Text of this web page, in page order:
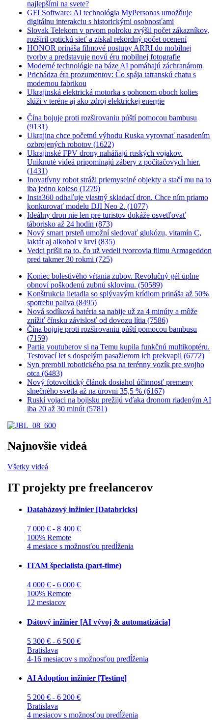
najlepšími na svete?
GFI Software: AI technológia MyPersonas umožňuje
digitálnu interakciu s historickými osobnosťami
Slovak Telekom v prvom polroku zvýšil počet zákazníkov,
rozšíril optickú sieť a získal rekordný počet ocenení
HONOR prináša filmové postupy ARRI do mobilnej
tvorby a predstavuje novú éru mobilnej fotografie
Moderné technológie na báze AI pomáhajú záchranárom
Prichádza éra prozumentov: Čo spája tatranskú chatu s
modernou fabrikou
Ukrajinská elektrická motorka s pohonom oboch kolies
slúži v teréne aj ako zdroj elektrickej energie
Čína bojuje proti rozširovaniu púští pomocou bambusu
(9131)
Ukrajina chce početnú výhodu Ruska vyrovnať nasadením
ozbrojených robotov (1622)
Ukrajinské FPV drony naháňajú ruských vojakov.
Uniknuté videá pripomínajú zábery z počítačových hier.
(1431)
Inovatívny robot stráži priemyselné objekty a stačí mu na to
iba jedno koleso (1279)
Insta360 odhaľuje vlastný skladací dron. Chce ním priamo
konkurovať modelu DJI Neo 2. (1077)
Ideálny dron nie len pre turistov dokáže osvetľovať
táborisko až 24 hodín (873)
Nový smart prsteň umožní sledovať glukózu, vitamín C,
laktát aj alkohol v krvi (835)
Vedci prišli na to, čo už vedeli tvorcovia filmu Armageddon
pred takmer 30 rokmi (725)
Koniec bolestivého vŕtania zubov. Revolučný gél úplne
obnoví poškodenú zubnú sklovinu. (50589)
Konštrukcia lietadla so splývavým krídlom prináša až 50%
spotrebu paliva (8495)
Nová sodíková batéria sa nabije už za 4 minúty a môže
znížiť čínsku závislosť od dovozu lítia (7586)
Čína bojuje proti rozširovaniu púští pomocou bambusu
(7159)
Partia youtuberov si na Temu kupila funkčnú multikoptéru.
Testovací let s dospelým pasažierom ich prekvapil (6772)
Syn prerobil robotického psa na terénny vozík pre svojho
otca (6483)
Nový fotovoltický článok dosiahol účinnosť premeny
slnečného svetla až na úrovni 35,5 % (6167)
Ruskí vojaci na bojisku prežijú vďaka dronom riadeným AI
iba 20 až 30 minút (5781)
Najnovšie videá
Všetky videá
IT projekty pre freelancerov
Databázový inžinier [Databricks]
7 000 € - 8 400 €
100% Remote
4 mesiace s možnosťou predĺženia
ITAM špecialista (part-time)
4 000 € - 6 000 €
100% Remote
12 mesiacov
Dátový inžinier [AI vývoj & automatizácia]
5 300 € - 6 500 €
Bratislava
4-16 mesiacov s možnosťou predĺženia
AI Adoption inžinier [Testing]
5 200 € - 6 200 €
Bratislava
4 mesiacov s možnosťou predĺženia